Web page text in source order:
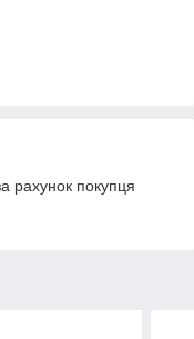
рахунок покупця